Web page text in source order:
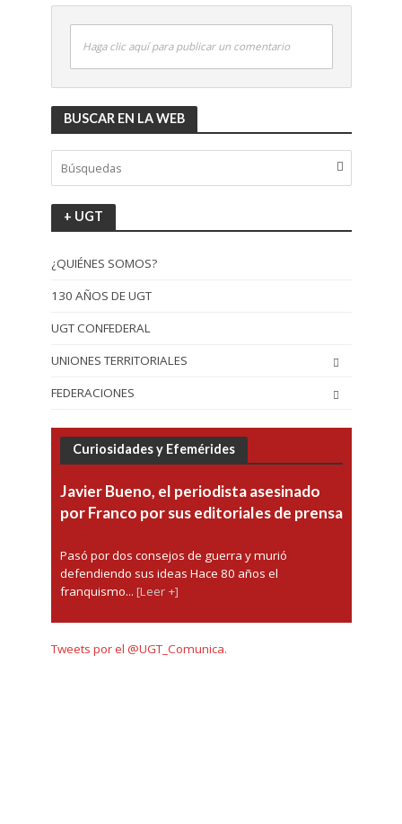
Haga clic aquí para publicar un comentario
BUSCAR EN LA WEB
+ UGT
¿QUIÉNES SOMOS?
130 AÑOS DE UGT
UGT CONFEDERAL
UNIONES TERRITORIALES
FEDERACIONES
Curiosidades y Efemérides
Javier Bueno, el periodista asesinado
por Franco por sus editoriales de prensa
Pasó por dos consejos de guerra y murió
defendiendo sus ideas Hace 80 años el
franquismo... [Leer +]
Tweets por el @UGT_Comunica.